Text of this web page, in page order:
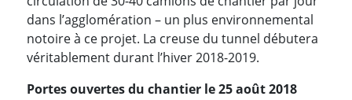
dans l’agglomération – un plus environnemental
notoire à ce projet. La creuse du tunnel débutera
véritablement durant l’hiver 2018-2019.
Portes ouvertes du chantier le 25 août 2018